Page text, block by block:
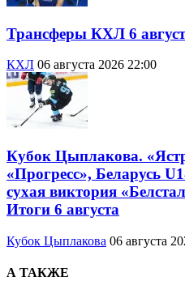
Трансферы КХЛ 6
КХЛ 06 августа 2026 22:00
Кубок Цыплакова.
«Прогресс», Беларусь
сухая виктория
Итоги 6 августа
Кубок Цыплакова 06 августа
А ТАКЖЕ